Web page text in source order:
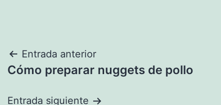
Navegación
de
Entrada anterior
Cómo preparar nuggets de pollo
Entrada siguiente